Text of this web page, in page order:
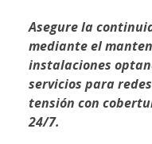
Asegure la
mediante el
instalaciones
servicios para
tensión con
24/7.